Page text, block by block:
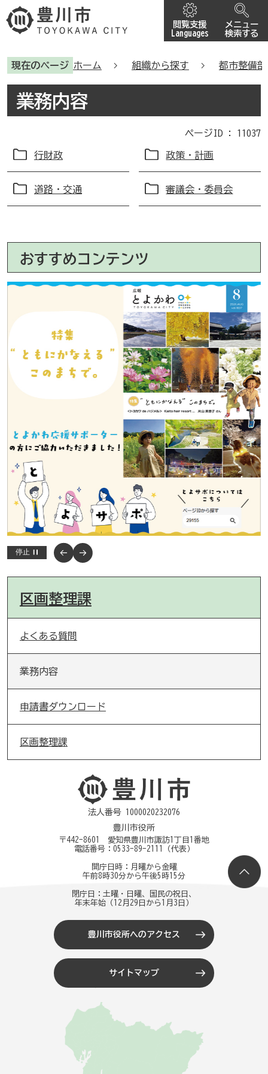
閲覧支援
Languages
メニュー
検索する
現在のページ ホーム 組織から探す 都市整備部
業務内容
ページID : 11037
行財政 政策・計画
道路・交通 審議会・委員会
おすすめコンテンツ
停止
区画整理課
よくある質問
業務内容
申請書ダウンロード
区画整理課
法人番号 1000020232076
豊川市役所
〒442-8601 愛知県豊川市諏訪1丁目1番地
電話番号： 0533-89-2111 （代表）
開庁日時：月曜から金曜
午前8時30分から午後5時15分
閉庁日：土曜・日曜、国民の祝日、
年末年始（12月29日から1月3日）
豊川市役所へのアクセス
サイトマップ